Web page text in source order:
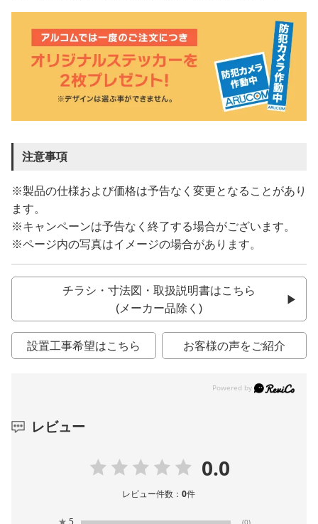
注意事項
※製品の仕様および価格は予告なく変更となることがあり
ます。
※キャンペーンは予告なく終了する場合がございます。
※ページ内の写真はイメージの場合があります。
チラシ・寸法図・取扱説明書はこちら
(メーカー品除く)
設置工事希望はこちら お客様の声をご紹介
レビュー
0.0
レビュー件数：0件